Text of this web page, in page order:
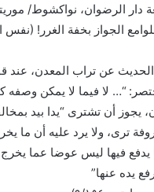
الرضوان، نواكشوط/ موريتانيا:
الجواز بخفة الغرر! (نفس
الحديث عن تراب المعدن،
“… لا فيما لا يمكن وصفه
يجوز أن تشترى “يدا بيد
ترى، ولا يرد عليه أن ما
يدفع فيها ليس عوضا عما
يده عنها”